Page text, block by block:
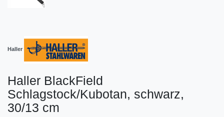
Haller
Haller BlackField
Schlagstock/Kubotan, schwarz,
30/13 cm